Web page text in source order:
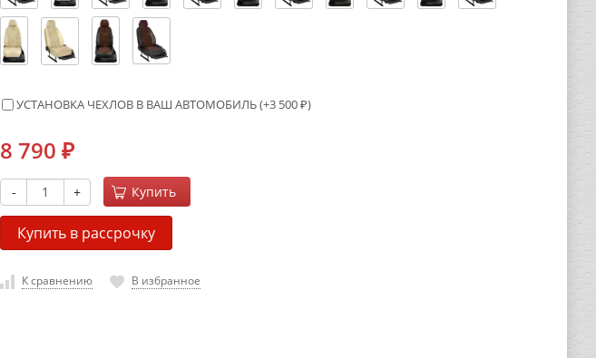
УСТАНОВКА ЧЕХЛОВ В ВАШ АВТОМОБИЛЬ (+3 500₽)
8 790 ₽
- + Купить
Купить в рассрочку
К сравнению В избранное